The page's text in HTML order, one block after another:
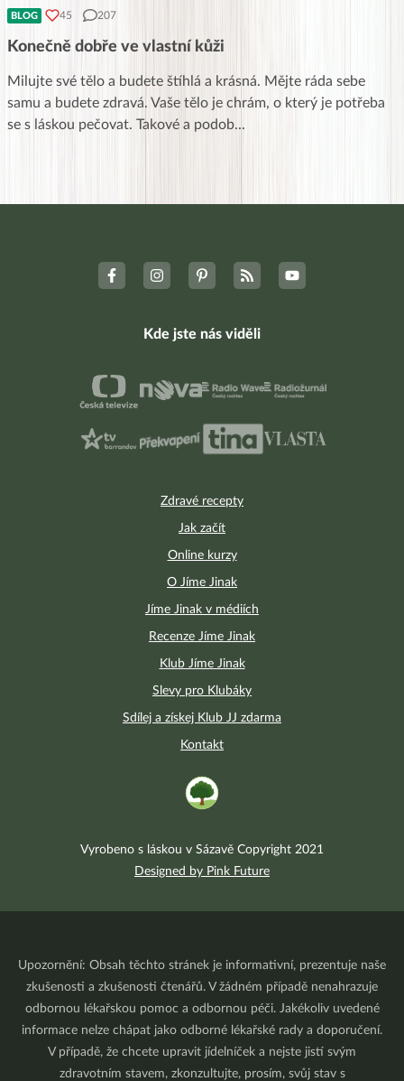
BLOG 45 207
Konečně dobře ve vlastní kůži
Milujte své tělo a budete štíhlá a krásná. Mějte ráda sebe
samu a budete zdravá. Vaše tělo je chrám, o který je potřeba
se s láskou pečovat. Takové a podob...
Zdravé recepty
Jak začít
Online kurzy
O Jíme Jinak
Jíme Jinak v médiích
Recenze Jíme Jinak
Klub Jíme Jinak
Slevy pro Klubáky
Sdílej a získej Klub JJ zdarma
Kontakt
Kde jste nás viděli
Vyrobeno s láskou v Sázavě Copyright 2021
Designed by Pink Future
Upozornění: Obsah těchto stránek je informativní, prezentuje naše
zkušenosti a zkušenosti čtenářů. V žádném případě nenahrazuje
odbornou lékařskou pomoc a odbornou péči. Jakékoliv uvedené
informace nelze chápat jako odborné lékařské rady a doporučení.
V případě, že chcete upravit jídelníček a nejste jistí svým
zdravotním stavem, zkonzultujte, prosím, svůj stav s